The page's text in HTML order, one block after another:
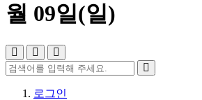
월 09일(일)
로그인